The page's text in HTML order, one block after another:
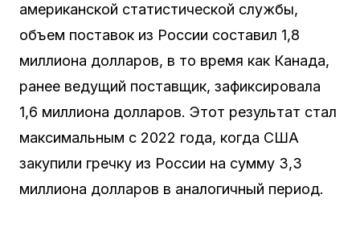
американской статистической службы,
объем поставок из России составил 1,8
миллиона долларов, в то время как Канада,
ранее ведущий поставщик, зафиксировала
1,6 миллиона долларов. Этот результат стал
максимальным с 2022 года, когда США
закупили гречку из России на сумму 3,3
миллиона долларов в аналогичный период.